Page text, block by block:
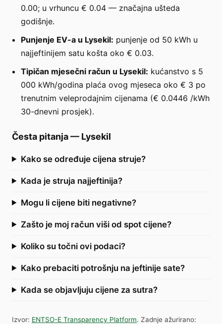
0.00; u vrhuncu € 0.04 — značajna ušteda
godišnje.
Punjenje EV-a u Lysekil: punjenje od 50 kWh u
najjeftinijem satu košta oko € 0.03.
Tipičan mjesečni račun u Lysekil: kućanstvo s 5
000 kWh/godina plaća ovog mjeseca oko € 3 po
trenutnim veleprodajnim cijenama (€ 0.0446 /kWh
30-dnevni prosjek).
Česta pitanja— Lysekil
Kako se određuje cijena struje?
Kada je struja najjeftinija?
Mogu li cijene biti negativne?
Zašto je moj račun viši od spot cijene?
Koliko su točni ovi podaci?
Kako prebaciti potrošnju na jeftinije sate?
Kada se objavljuju cijene za sutra?
Izvor: ENTSO-E Transparency Platform. Zadnje ažurirano: